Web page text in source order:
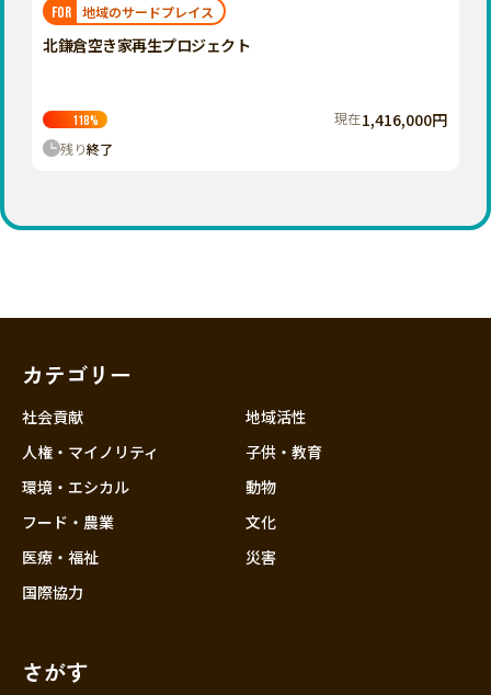
奈良
広島
FOR 地域のサードプレイス
北鎌倉空き家再生プロジェクト
118% 現在1,416,000円
残り終了
カテゴリー
社会貢献
人権・マイノリティ
環境・エシカル
フード・農業
医療・福祉
国際協力
地域活性
子供・教育
動物
文化
災害
さがす